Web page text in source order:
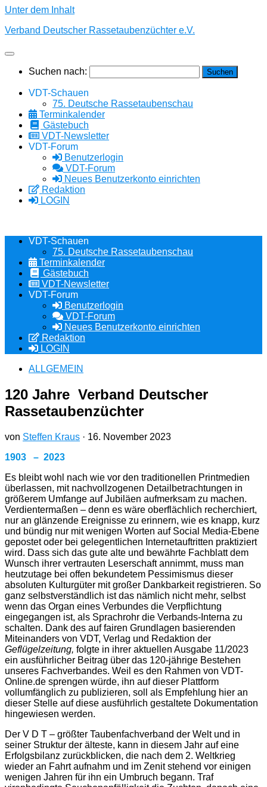
Unter dem Inhalt
Verband Deutscher Rassetaubenzüchter e.V.
Suchen nach:
VDT-Schauen
75. Deutsche Rassetaubenschau
Terminkalender
Gästebuch
VDT-Newsletter
VDT-Forum
Benutzerlogin
VDT-Forum
Neues Benutzerkonto einrichten
Redaktion
LOGIN
VDT-Schauen
75. Deutsche Rassetaubenschau
Terminkalender
Gästebuch
VDT-Newsletter
VDT-Forum
Benutzerlogin
VDT-Forum
Neues Benutzerkonto einrichten
Redaktion
LOGIN
ALLGEMEIN
120 Jahre Verband Deutscher
Rassetaubenzüchter
von Steffen Kraus · 16. November 2023
1903 – 2023
Es bleibt wohl nach wie vor den traditionellen Printmedien
überlassen, mit nachvollzogenen Detailbetrachtungen in
größerem Umfange auf Jubiläen aufmerksam zu machen.
Verdientermaßen – denn es wäre oberflächlich recherchiert,
nur an glänzende Ereignisse zu erinnern, wie es knapp, kurz
und bündig nur mit wenigen Worten auf Social Media-Ebene
gepostet oder bei gelegentlichen Internetauftritten praktiziert
wird. Dass sich das gute alte und bewährte Fachblatt dem
Wunsch ihrer vertrauten Leserschaft annimmt, muss man
heutzutage bei offen bekundetem Pessimismus dieser
absoluten Kulturgüter mit großer Dankbarkeit registrieren. So
ganz selbstverständlich ist das nämlich nicht mehr, selbst
wenn das Organ eines Verbundes die Verpflichtung
eingegangen ist, als Sprachrohr die Verbands-Interna zu
schalten. Dank des auf fairen Grundlagen basierenden
Miteinanders von VDT, Verlag und Redaktion der
Geflügelzeitung, folgte in ihrer aktuellen Ausgabe 11/2023
ein ausführlicher Beitrag über das 120-jährige Bestehen
unseres Fachverbandes. Weil es den Rahmen von VDT-
Online.de sprengen würde, ihn auf dieser Plattform
vollumfänglich zu publizieren, soll als Empfehlung hier an
dieser Stelle auf diese ausführlich gestaltete Dokumentation
hingewiesen werden.
Der V D T – größter Taubenfachverband der Welt und in
seiner Struktur der älteste, kann in diesem Jahr auf eine
Erfolgsbilanz zurückblicken, die nach dem 2. Weltkrieg
wieder an Fahrt aufnahm und im Zenit stehend vor einigen
wenigen Jahren für ihn ein Umbruch begann. Traf